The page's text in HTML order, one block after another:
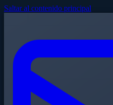
Saltar al contenido principal